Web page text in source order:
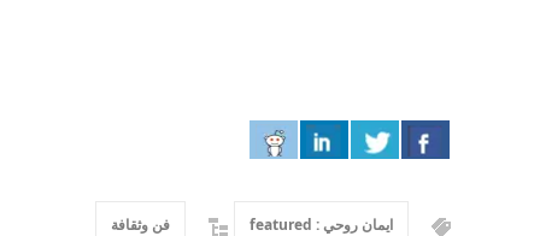
ايمان روحي : featured فن وثقافة